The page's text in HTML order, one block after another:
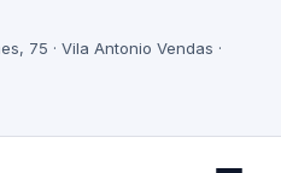
75 · Vila Antonio Vendas ·